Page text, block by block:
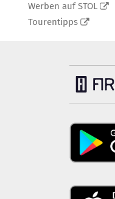
Werben auf STOL
Tourentipps